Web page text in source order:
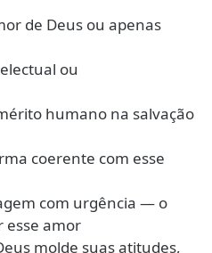
de Deus ou apenas
ou
humano na salvação
coerente com esse
com urgência — o
esse amor
molde suas atitudes,